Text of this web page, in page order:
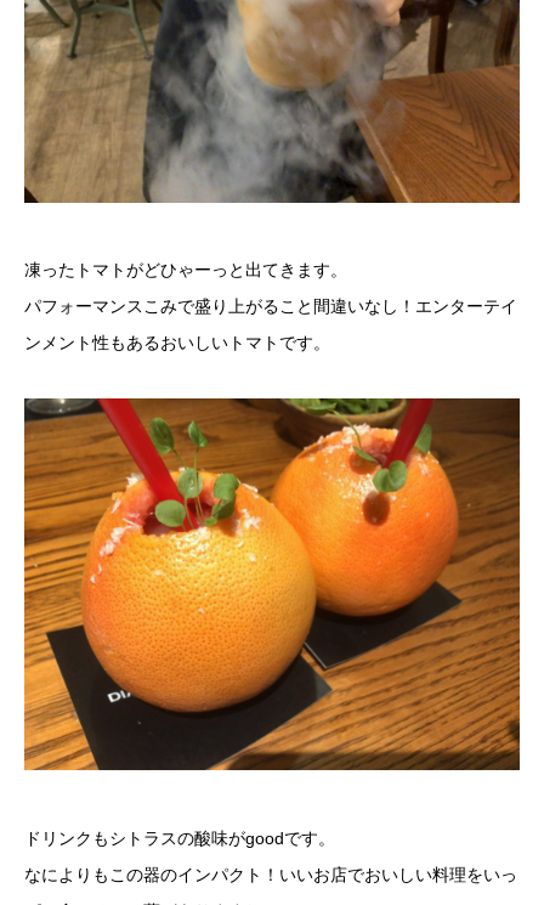
凍ったトマトがどひゃーっと出てきます。
パフォーマンスこみで盛り上がること間違いなし！エンターテイ
ンメント性もあるおいしいトマトです。
ドリンクもシトラスの酸味がgoodです。
なによりもこの器のインパクト！いいお店でおいしい料理をいっ